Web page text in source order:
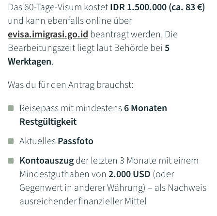
Das 60-Tage-Visum kostetIDR 1.500.000 (ca. 83 €)
und kann ebenfalls online über
evisa.imigrasi.go.idbeantragt werden. Die
Bearbeitungszeit liegt laut Behörde bei 5
Werktagen.
Was du für den Antrag brauchst:
Reisepass mit mindestens6 Monaten
Restgültigkeit
AktuellesPassfoto
Kontoauszugder letzten 3 Monate mit einem
Mindestguthaben von 2.000 USD (oder
Gegenwert in anderer Währung) – als Nachweis
ausreichender finanzieller Mittel